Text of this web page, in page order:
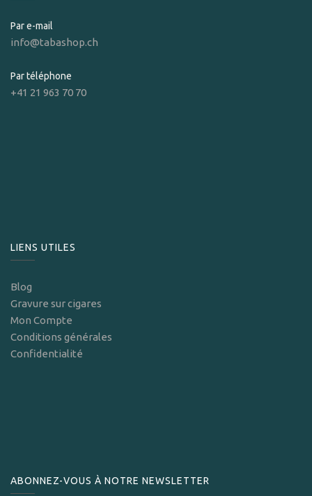
Par e-mail
info@tabashop.ch
Par téléphone
+41 21 963 70 70
LIENS UTILES
Blog
Gravure sur cigares
Mon Compte
Conditions générales
Confidentialité
ABONNEZ-VOUS À NOTRE NEWSLETTER